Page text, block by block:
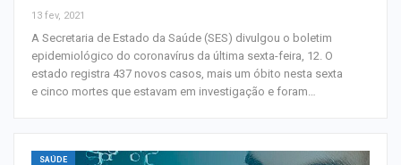
13 fev, 2021
A Secretaria de Estado da Saúde (SES) divulgou o boletim
epidemiológico do coronavírus da última sexta-feira, 12. O
estado registra 437 novos casos, mais um óbito nesta sexta
e cinco mortes que estavam em investigação e foram…
SAÚDE